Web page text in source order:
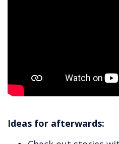
Ideas for afterwards: